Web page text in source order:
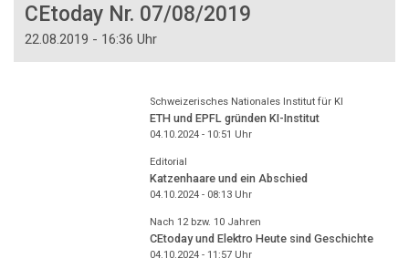
CEtoday Nr. 07/08/2019
22.08.2019 - 16:36 Uhr
Schweizerisches Nationales Institut für KI
ETH und EPFL gründen KI-Institut
04.10.2024 - 10:51 Uhr
Editorial
Katzenhaare und ein Abschied
04.10.2024 - 08:13Uhr
Nach 12 bzw. 10 Jahren
CEtoday und Elektro Heute sind Geschichte
04.10.2024 - 11:57Uhr